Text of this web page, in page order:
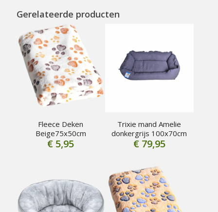
Gerelateerde producten
Fleece Deken
Beige75x50cm
€ 5,95
Trixie mand Amelie
donkergrijs 100x70cm
€79,95